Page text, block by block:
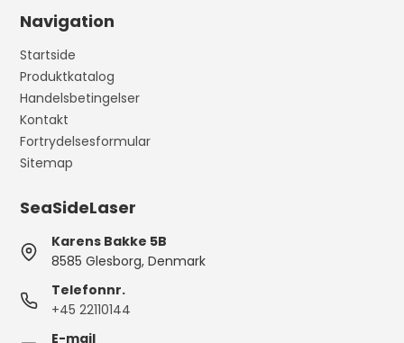
Navigation
Startside
Produktkatalog
Handelsbetingelser
Kontakt
Fortrydelsesformular
Sitemap
SeaSideLaser
Karens Bakke 5B
8585 Glesborg, Denmark
Telefonnr.
+45 22110144
E-mail